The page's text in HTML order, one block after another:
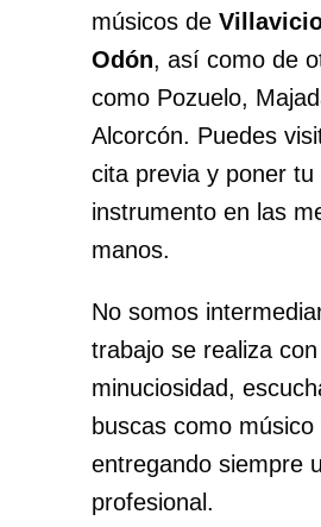
músicos de
Odón, así como de
como Pozuelo,
Alcorcón. Puedes
cita previa y poner tu
instrumento en las
manos.
No somos
trabajo se realiza con
minuciosidad,
buscas como músico
entregando siempre
profesional.